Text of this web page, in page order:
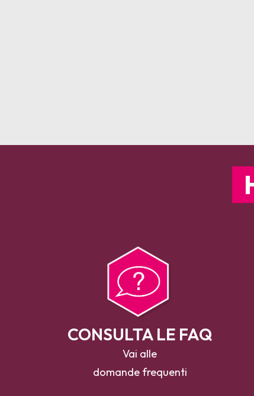
CONSULTA LE FAQ
Vai alle
domande frequenti